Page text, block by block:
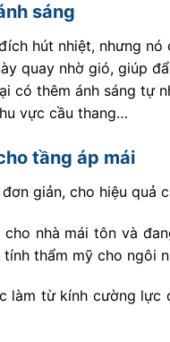
sáng
hút nhiệt, nhưng nó
quay nhờ gió, giúp
có thêm ánh sáng tự
vực cầu thang…
tầng áp mái
nhà mái tôn và
thẩm mỹ cho ngôi
làm từ kính cường